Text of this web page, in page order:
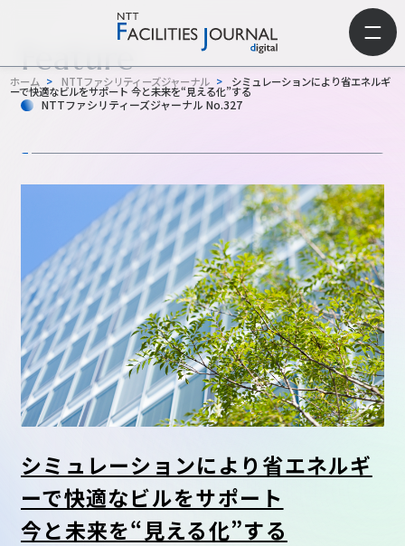
ホーム > NTTファシリティーズジャーナル > シミュレーションにより省エネルギ
ーで快適なビルをサポート 今と未来を“見える化”する
Feature
NTTファシリティーズジャーナル No.327
シミュレーションにより省エネルギ
ーで快適なビルをサポート
今と未来を“見える化”する